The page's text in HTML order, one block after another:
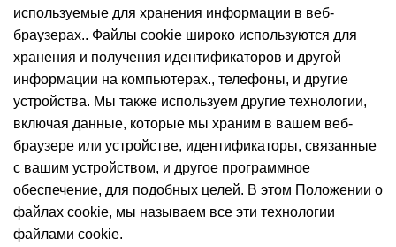
используемые для хранения информации в веб-
браузерах.. Файлы cookie широко используются для
хранения и получения идентификаторов и другой
информации на компьютерах., телефоны, и другие
устройства. Мы также используем другие технологии,
включая данные, которые мы храним в вашем веб-
браузере или устройстве, идентификаторы, связанные
с вашим устройством, и другое программное
обеспечение, для подобных целей. В этом Положении о
файлах cookie, мы называем все эти технологии
файлами cookie.